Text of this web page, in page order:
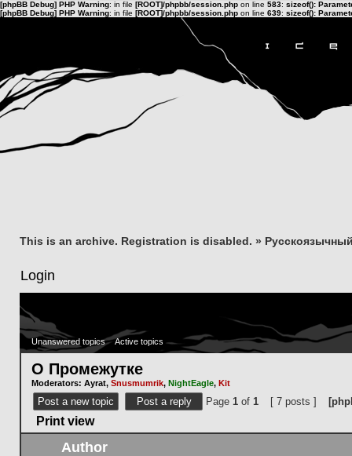
[phpBB Debug] PHP Warning: in file [ROOT]/phpbb/session.php on line 583: sizeof():
[phpBB Debug] PHP Warning: in file [ROOT]/phpbb/session.php on line 639: sizeof():
This is an archive. Registration is disabled. »
Login
Unanswered topics Active topics
О Промежутке
Moderators: Ayrat, Snusmumrik, NightEagle, Kit
Post a new topic Post a reply Page 1 of 1 [ 7 posts ]
Print view
Author